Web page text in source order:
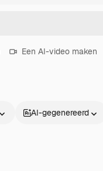
Een AI-video maken
AI-gegenereerd